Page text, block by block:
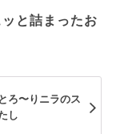
と詰まったお
ろ〜りニラのス
し